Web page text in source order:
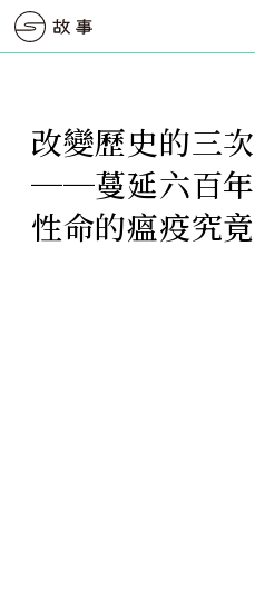
改變歷史的三
──蔓延六百年
性命的瘟疫究